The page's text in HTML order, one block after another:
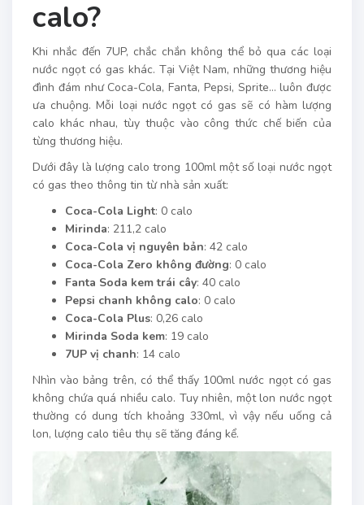
calo?
Khi nhắc đến 7UP, chắc chắn không thể bỏ qua các loại
nước ngọt có gas khác. Tại Việt Nam, những thương hiệu
đình đám như Coca-Cola, Fanta, Pepsi, Sprite… luôn được
ưa chuộng. Mỗi loại nước ngọt có gas sẽ có hàm lượng
calo khác nhau, tùy thuộc vào công thức chế biến của
từng thương hiệu.
Dưới đây là lượng calo trong 100ml một số loại nước ngọt
có gas theo thông tin từ nhà sản xuất:
Coca-Cola Light: 0 calo
Mirinda: 211,2 calo
Coca-Cola vị nguyên bản: 42 calo
Coca-Cola Zero không đường: 0 calo
Fanta Soda kem trái cây: 40 calo
Pepsi chanh không calo: 0 calo
Coca-Cola Plus: 0,26 calo
Mirinda Soda kem: 19 calo
7UP vị chanh: 14 calo
Nhìn vào bảng trên, có thể thấy 100ml nước ngọt có gas
không chứa quá nhiều calo. Tuy nhiên, một lon nước ngọt
thường có dung tích khoảng 330ml, vì vậy nếu uống cả
lon, lượng calo tiêu thụ sẽ tăng đáng kể.